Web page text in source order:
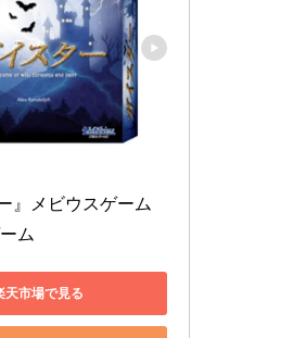
』メビウスゲーム
ム
天市場で見る